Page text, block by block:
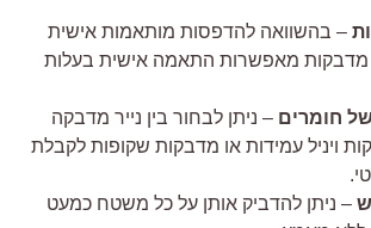
בהשוואה להדפסות מותאמות אישית
מאפשרות התאמה אישית בעלות
חומרים– ניתן לבחור בין נייר מדבקה
עמידות או מדבקות שקופות לקבלת
להדביק אותן על כל משטח כמעט